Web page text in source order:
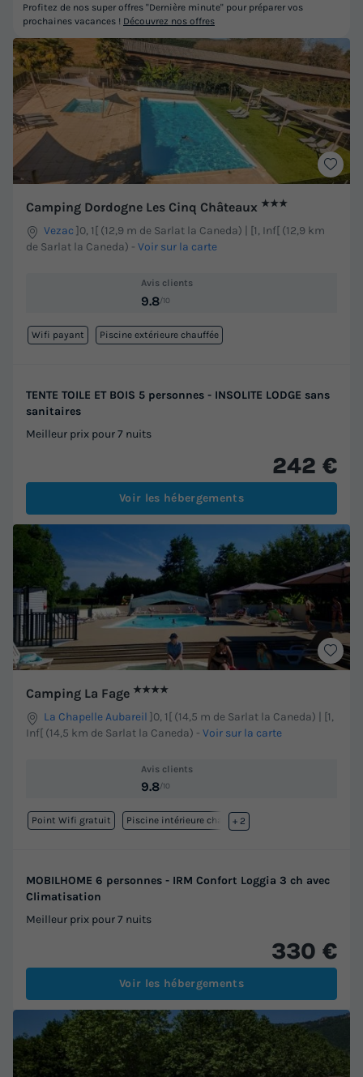
Camping Dordogne Les Cinq Châteaux ★★★
Vezac]0, 1[ (12,9 m de Sarlat la Caneda) | [1, Inf[ (12,9 km
de Sarlat la Caneda) - Voir sur la carte
Avis clients
9.8/10
Wifi payant Piscine extérieure chauffée
TENTE TOILE ET BOIS 5 personnes - INSOLITE LODGE sans
sanitaires
Meilleur prix pour 7 nuits
242 €
Voir les hébergements
Camping La Fage ★★★★
La Chapelle Aubareil ]0, 1[ (14,5 m de Sarlat la Caneda) | [1,
Inf[ (14,5 km de Sarlat la Caneda) - Voir sur la carte
Avis clients
9.8/10
Point Wifi gratuit Piscine intérieure chauffée
+ 2
MOBILHOME 6 personnes - IRM Confort Loggia 3 ch avec
Climatisation
Meilleur prix pour 7 nuits
330 €
Voir les hébergements
Profitez de nos super offres "Dernière minute" pour préparer vos
prochaines vacances ! Découvrez nos offres